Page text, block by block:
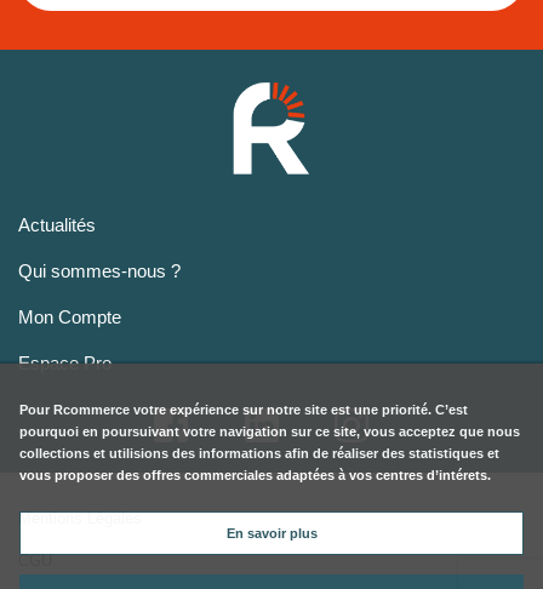
Actualités
Qui sommes-nous ?
Mon Compte
Espace Pro
Mentions Légales
CGU
Pour Rcommerce votre expérience sur notre site est une priorité. C’est
pourquoi en poursuivant votre navigation sur ce site, vous acceptez que nous
collections et utilisions des informations afin de réaliser des statistiques et
vous proposer des offres commerciales adaptées à vos centres d’intérets.
En savoir plus